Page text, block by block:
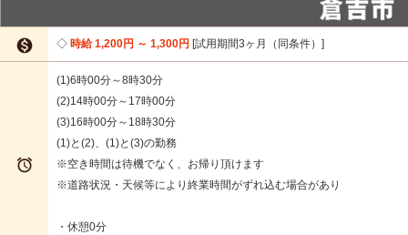
 時給 1,200円 ～ 1,300円 試用期間3ヶ月（同条件）

(1)6時00分～8時30分
(2)14時00分～17時00分
(3)16時00分～18時30分
(1)と(2)、(1)と(3)の勤務
※空き時間は待機でなく、お帰り頂けます
※道路状況・天候等により終業時間がずれ込む場合があり
・休憩0分